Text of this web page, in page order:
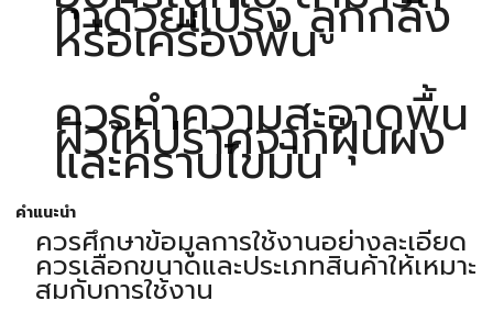
ทาด้วยแปรง ลูกกลิ้ง
หรือเครื่องพ่น
ควรทำความสะอาดพื้น
ผิวให้ปราศจากฝุ่นผง
และคราบไขมัน
คำแนะนำ
ควรศึกษาข้อมูลการใช้งานอย่างละเอียด
ควรเลือกขนาดและประเภทสินค้าให้เหมาะ
สมกับการใช้งาน